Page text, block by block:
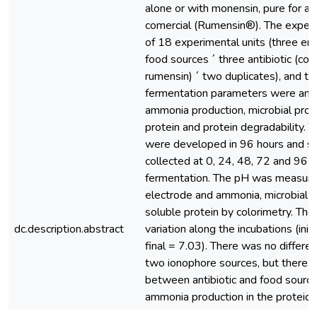
dc.description.abstract
alone or with monensin, pure for
comercial (Rumensin®). The
of 18 experimental units (three
food sources ´ three antibiotic
rumensin) ´ two duplicates), and
fermentation parameters were
ammonia production, microbial
protein and protein degradability.
were developed in 96 hours and
collected at 0, 24, 48, 72 and 96
fermentation. The pH was
electrode and ammonia, microbial
soluble protein by colorimetry.
variation along the incubations
final = 7.03). There was no
two ionophore sources, but there
between antibiotic and food
ammonia production in the proteic